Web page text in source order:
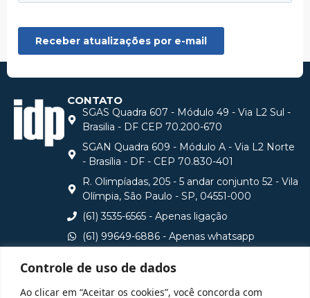
Controle de uso de dados
Ao clicar em “Aceitar os cookies”, você concorda com
CONTATO
SGAS Quadra 607 - Módulo 49 - Via L2 Sul -
Brasilia - DF CEP 70.200-670
SGAN Quadra 609 - Módulo A - Via L2 Norte
- Brasília - DF - CEP 70.830-401
R. Olimpíadas, 205 - 5 andar conjunto 52 - Vila
Olímpia, São Paulo - SP, 04551-000
(61) 3535-6565 - Apenas ligação
(61) 99649-6886 - Apenas whatsapp
Consulte aqui o cadastro da Instituição no Sistema e-
MEC